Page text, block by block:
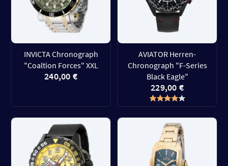
INVICTA Chronograph
"Coaltion Forces" XXL
240,00 €
AVIATOR Herren-
Chronograph "F-Series
Black Eagle"
229,00 €